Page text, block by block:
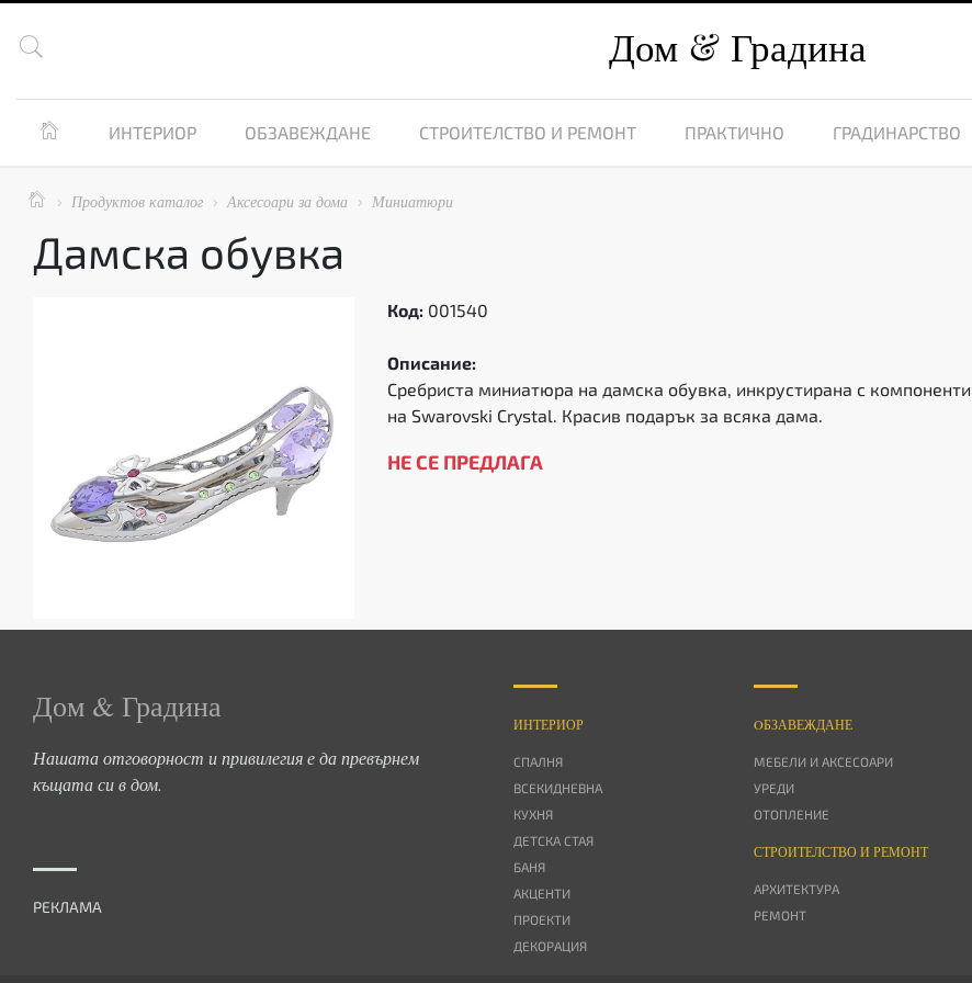
 Дом Градина
 ИНТЕРИОР ОБЗАВЕЖДАНЕ СТРОИТЕЛСТВО И РЕМОНТ ПРАКТИЧНО ГРАДИНАРСТВО
  Продуктов каталог  Аксесоари за дома  Миниатюри
Дамска обувка
Код: 001540
Описание:
Сребриста миниатюра на дамска обувка, инкрустирана с компоненти
на Swarovski Crystal. Красив подарък за всяка дама.
НЕ СЕ ПРЕДЛАГА
Дом & Градина
Нашата отговорност и привилегия е да превърнем
къщата си в дом.
РЕКЛАМА
ИНТЕРИОР
СПАЛНЯ
ВСЕКИДНЕВНА
КУХНЯ
ДЕТСКА СТАЯ
БАНЯ
АКЦЕНТИ
ПРОЕКТИ
ДЕКОРАЦИЯ
OБЗАВЕЖДАНЕ
МЕБЕЛИ И АКСЕСОАРИ
УРЕДИ
ОТОПЛЕНИЕ
СТРОИТЕЛСТВО И РЕМОНТ
АРХИТЕКТУРА
РЕМОНТ